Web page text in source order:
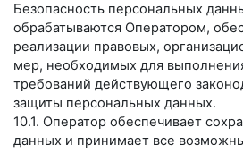
Безопасность персональных
обрабатываются Оператором,
реализации правовых,
мер, необходимых для
требований действующего
защиты персональных данных.
10.1. Оператор обеспечивает
данных и принимает все